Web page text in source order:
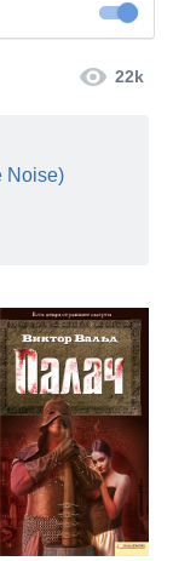
22k
Noise)